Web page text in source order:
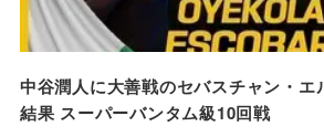
中谷潤人に大善戦のセバスチャン・エ
結果 スーパーバンタム級10回戦